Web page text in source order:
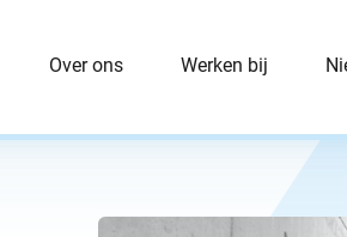
Over ons Werken bij